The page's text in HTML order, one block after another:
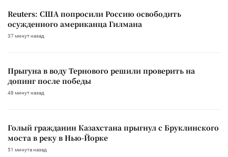
Reuters: США попросили Россию освободить
осужденного американца Гилмана
37 минут назад
Прыгуна в воду Тернового решили проверить на
допинг после победы
48 минут назад
Голый гражданин Казахстана прыгнул с Бруклинского
моста в реку в Нью-Йорке
51 минута назад